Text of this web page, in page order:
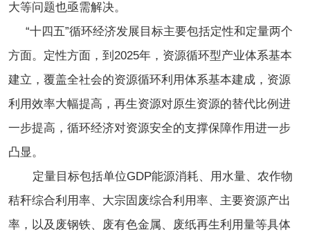
大等问题也亟需解决。
“十四五”循环经济发展目标主要包括定性和定量两个
方面。定性方面，到2025年，资源循环型产业体系基本
建立，覆盖全社会的资源循环利用体系基本建成，资源
利用效率大幅提高，再生资源对原生资源的替代比例进
一步提高，循环经济对资源安全的支撑保障作用进一步
凸显。
定量目标包括单位GDP能源消耗、用水量、农作物
秸秆综合利用率、大宗固废综合利用率、主要资源产出
率，以及废钢铁、废有色金属、废纸再生利用量等具体